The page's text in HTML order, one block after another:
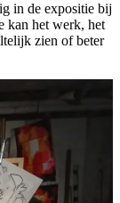
in de expositie bij
kan het werk, het
zien of beter